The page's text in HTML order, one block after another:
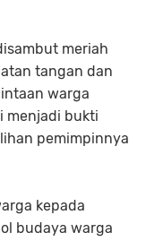
meriah
tangan dan
warga
menjadi bukti
pemimpinnya
kepada
budaya warga